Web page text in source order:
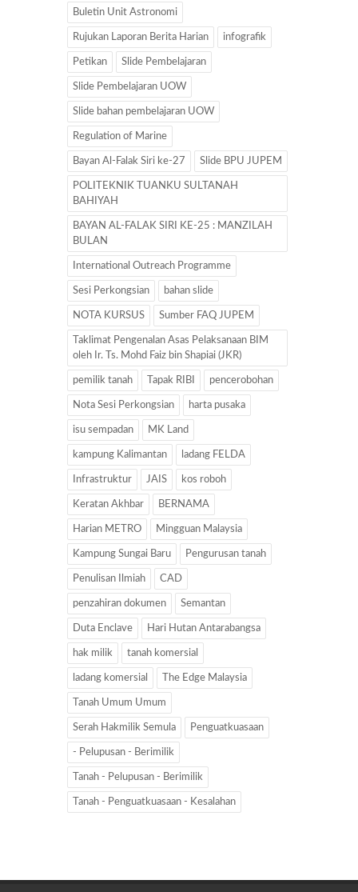
Buletin Unit Astronomi
Rujukan Laporan Berita Harian infografik
Petikan Slide Pembelajaran
Slide Pembelajaran UOW
Slide bahan pembelajaran UOW
Regulation of Marine
Bayan Al-Falak Siri ke-27 Slide BPU JUPEM
POLITEKNIK TUANKU SULTANAH
BAHIYAH
BAYAN AL-FALAK SIRI KE-25 : MANZILAH
BULAN
International Outreach Programme
Sesi Perkongsian bahan slide
NOTA KURSUS Sumber FAQ JUPEM
Taklimat Pengenalan Asas Pelaksanaan BIM
oleh Ir. Ts. Mohd Faiz bin Shapiai (JKR)
pemilik tanah Tapak RIBI pencerobohan
Nota Sesi Perkongsian harta pusaka
isu sempadan MK Land
kampung Kalimantan ladang FELDA
Infrastruktur JAIS kos roboh
Keratan Akhbar BERNAMA
Harian METRO Mingguan Malaysia
Kampung Sungai Baru Pengurusan tanah
Penulisan Ilmiah CAD
penzahiran dokumen Semantan
Duta Enclave Hari Hutan Antarabangsa
hak milik tanah komersial
ladang komersial The Edge Malaysia
Tanah Umum Umum
Serah Hakmilik Semula Penguatkuasaan
- Pelupusan - Berimilik
Tanah - Pelupusan - Berimilik
Tanah - Penguatkuasaan - Kesalahan